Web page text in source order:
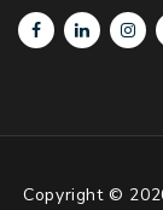
Copyright ©